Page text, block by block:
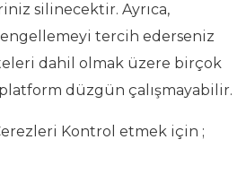
silinecektir. Ayrıca,
tercih ederseniz
dahil olmak üzere birçok
düzgün çalışmayabilir.
Kontrol etmek için ;